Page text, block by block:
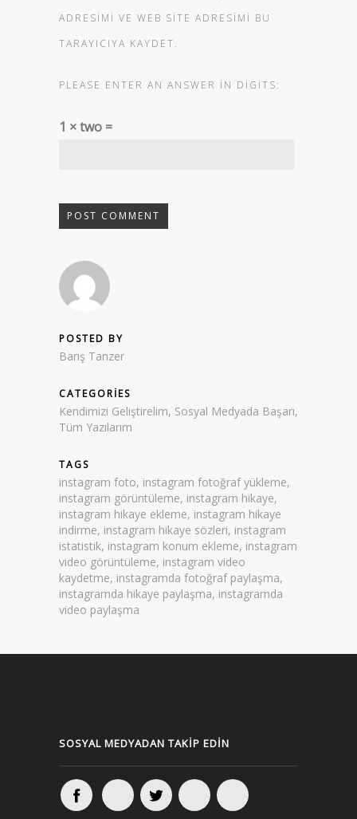
ADRESIMI VE WEB SITE ADRESIMI BU
TARAYICIYA KAYDET.
PLEASE ENTER AN ANSWER IN DIGITS:
1 × two =
POSTED BY
Barış Tanzer
CATEGORIES
Kendimizi Geliştirelim, Sosyal Medyada Başarı,
Tüm Yazılarım
TAGS
instagram foto, instagram fotoğraf yükleme,
instagram görüntüleme, instagram hikaye,
instagram hikaye ekleme, instagram hikaye
indirme, instagram hikaye sözleri, instagram
istatistik, instagram konum ekleme, instagram
video görüntüleme, instagram video
kaydetme, instagramda fotoğraf paylaşma,
instagramda hikaye paylaşma, instagramda
video paylaşma
SOSYAL MEDYADAN TAKIP EDIN